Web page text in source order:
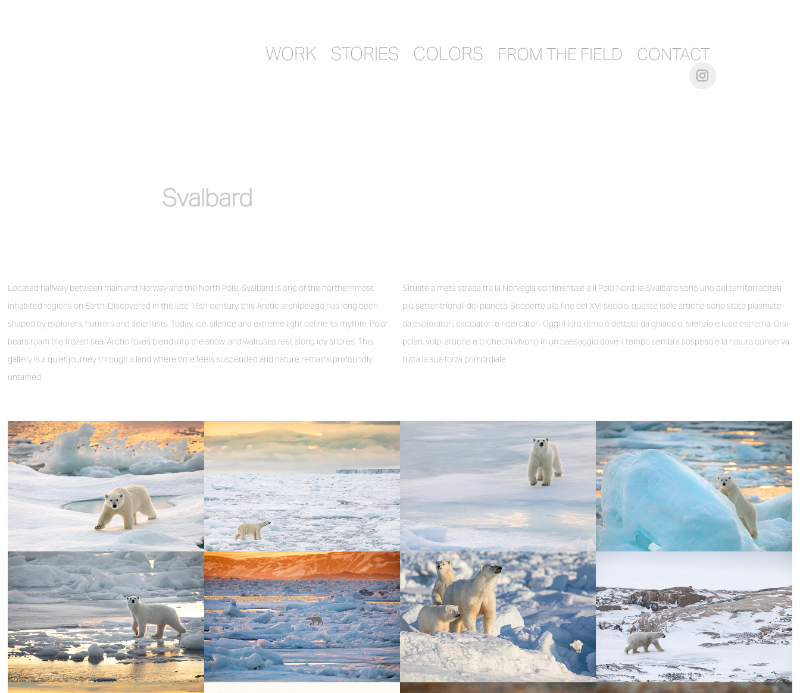
WORK STORIES COLORS FROM THE FIELD CONTACT
Svalbard
Located halfway between mainland Norway and the North Pole, Svalbard is one of the northernmost
inhabited regions on Earth. Discovered in the late 16th century, this Arctic archipelago has long been
shaped by explorers, hunters and scientists. Today, ice, silence and extreme light define its rhythm. Polar
bears roam the frozen sea, Arctic foxes blend into the snow, and walruses rest along icy shores. This
gallery is a quiet journey through a land where time feels suspended and nature remains profoundly
untamed
Situate a metà strada tra la Norvegia continentale e il Polo Nord, le Svalbard sono uno dei territori abitati
più settentrionali del pianeta. Scoperte alla fine del XVI secolo, queste isole artiche sono state plasmate
da esploratori, cacciatori e ricercatori. Oggi il loro ritmo è dettato da ghiaccio, silenzio e luce estrema. Orsi
polari, volpi artiche e trichechi vivono in un paesaggio dove il tempo sembra sospeso e la natura conserva
tutta la sua forza primordiale.